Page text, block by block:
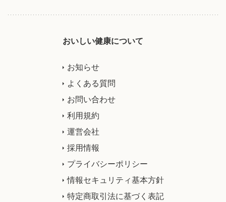
おいしい健康について
お知らせ
よくある質問
お問い合わせ
利用規約
運営会社
採用情報
プライバシーポリシー
情報セキュリティ基本方針
特定商取引法に基づく表記